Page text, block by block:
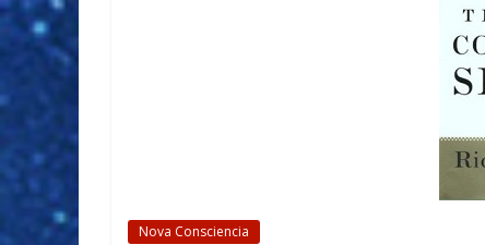
Nova Consciencia